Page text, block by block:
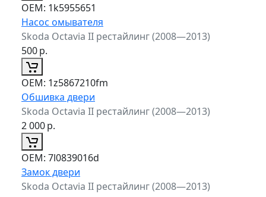
ОЕМ: 1k5955651
Насос омывателя
Skoda Octavia II рестайлинг (2008—2013)
500р.
ОЕМ: 1z5867210fm
Обшивка двери
Skoda Octavia II рестайлинг (2008—2013)
2 000р.
ОЕМ: 7l0839016d
Замок двери
Skoda Octavia II рестайлинг (2008—2013)